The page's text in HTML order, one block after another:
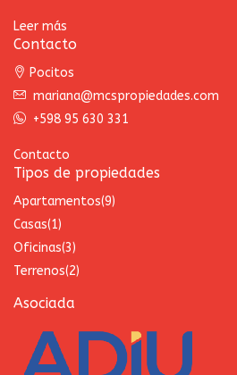
Leer más
Contacto
Pocitos
mariana@mcspropiedades.com
+598 95 630 331
Contacto
Tipos de propiedades
Apartamentos(9)
Casas(1)
Oficinas(3)
Terrenos(2)
Asociada